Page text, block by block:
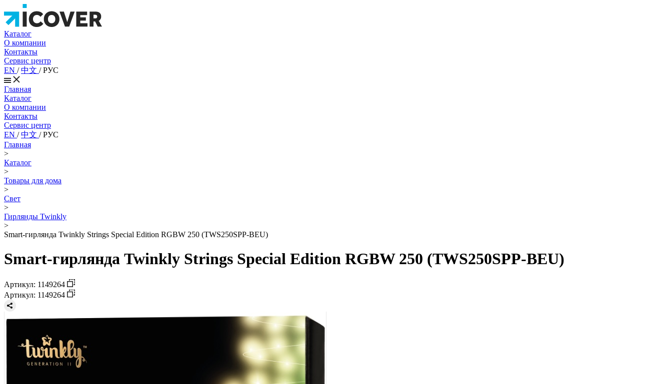
Каталог
О компании
Контакты
Сервис центр
EN /中文 /РУС
Главная
Каталог
О компании
Контакты
Сервис центр
EN /中文 /РУС
Главная
>
Каталог
>
Товары для дома
>
Свет
>
Гирлянды Twinkly
>
Smart-гирлянда Twinkly Strings Special Edition RGBW 250 (TWS250SPP-BEU)
Smart-гирлянда Twinkly Strings Special Edition RGBW 250 (TWS250SPP-BEU)
Артикул: 1149264
Артикул: 1149264